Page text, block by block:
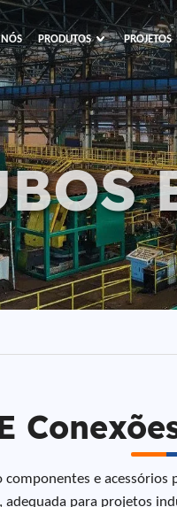
NÓS PRODUTOS PROJETOS
e
para projetos